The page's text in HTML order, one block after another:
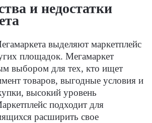
и недостатки
выделяют маркетплейс
площадок. Мегамаркет
выбором для тех, кто ищет
товаров, выгодные условия и
высокий уровень
подходит для
расширить свое